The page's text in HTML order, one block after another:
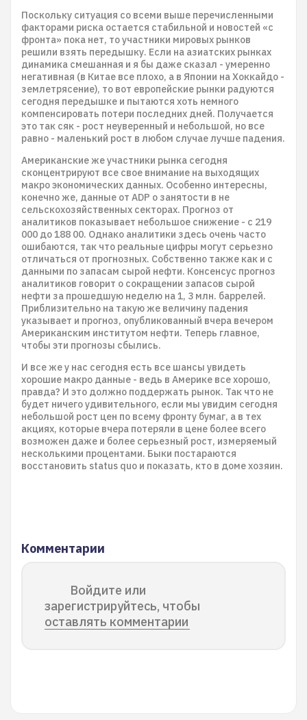
Поскольку ситуация со всеми выше перечисленными
факторами риска остается стабильной и новостей «с
фронта» пока нет, то участники мировых рынков
решили взять передышку. Если на азиатских рынках
динамика смешанная и я бы даже сказал - умеренно
негативная (в Китае все плохо, а в Японии на Хоккайдо -
землетрясение), то вот европейские рынки радуются
сегодня передышке и пытаются хоть немного
компенсировать потери последних дней. Получается
это так сяк - рост неуверенный и небольшой, но все
равно - маленький рост в любом случае лучше падения.
Американские же участники рынка сегодня
сконцентрируют все свое внимание на выходящих
макро экономических данных. Особенно интересны,
конечно же, данные от ADP о занятости в не
сельскохозяйственных секторах. Прогноз от
аналитиков показывает небольшое снижение - с 219
000 до 188 00. Однако аналитики здесь очень часто
ошибаются, так что реальные цифры могут серьезно
отличаться от прогнозных. Собственно также как и с
данными по запасам сырой нефти. Консенсус прогноз
аналитиков говорит о сокращении запасов сырой
нефти за прошедшую неделю на 1, 3 млн. баррелей.
Приблизительно на такую же величину падения
указывает и прогноз, опубликованный вчера вечером
Американским институтом нефти. Теперь главное,
чтобы эти прогнозы сбылись.
И все же у нас сегодня есть все шансы увидеть
хорошие макро данные - ведь в Америке все хорошо,
правда? И это должно поддержать рынок. Так что не
будет ничего удивительного, если мы увидим сегодня
небольшой рост цен по всему фронту бумаг, а в тех
акциях, которые вчера потеряли в цене более всего
возможен даже и более серьезный рост, измеряемый
несколькими процентами. Быки постараются
восстановить status quo и показать, кто в доме хозяин.
Комментарии
Войдите или
зарегистрируйтесь, чтобы
оставлять комментарии